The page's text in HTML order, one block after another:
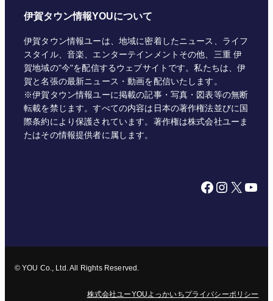
伊賀タウン情報YOUについて
伊賀タウン情報ユーは、地域に密着したニュース、ライフ
スタイル、音楽、エンターテインメントその他、三重 伊
賀地域の"今"を配信するウェブサイトです。私たちは、伊
賀と名張の最新ニュース・動画を配信いたします。
※伊賀タウン情報ユーに掲載の記事・写真・図表等の無断
転載を禁じます。すべての内容は日本の著作権法並びに国
際条約により保護されています。著作権は株式会社ユーま
たはその情報提供者に属します。
Facebook Instagram X YouTube
© YOU Co., Ltd. All Rights Reserved.
株式会社ユーYOUよっかいちプライバシーポリシー